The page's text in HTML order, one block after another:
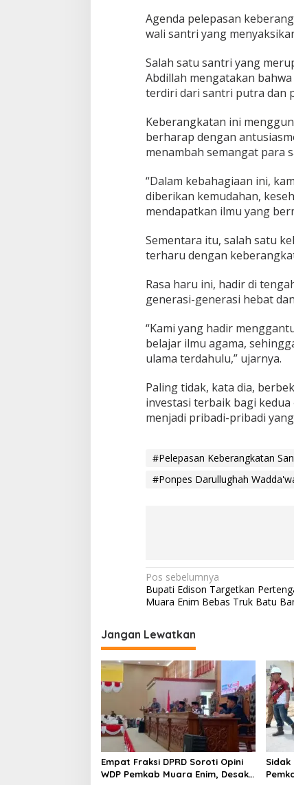
e
b
r
a
n
g
a
t
a
n
a
n
t
D
a
w
a
Agenda pelepasan
wali santri yang
Salah satu santri yang
Abdillah mengatakan
terdiri dari santri putra dan
Keberangkatan ini
berharap dengan
menambah semangat para
“Dalam kebahagiaan ini,
diberikan kemudahan,
mendapatkan ilmu yang
Sementara itu, salah satu
terharu dengan
Rasa haru ini, hadir di
generasi-generasi hebat
“Kami yang hadir
belajar ilmu agama,
ulama terdahulu,” ujarnya.
Paling tidak, kata dia,
investasi terbaik bagi
menjadi pribadi-pribadi
#Pelepasan Keberangkatan
#Ponpes Darullughah
N
a
i
g
a
s
i
p
o
s
Pos sebelumnya
Bupati Edison Targetkan
Muara Enim Bebas Truk Batu
Jangan Lewatkan
Empat Fraksi DPRD Soroti Opini
WDP Pemkab Muara Enim, Desak
Sidak